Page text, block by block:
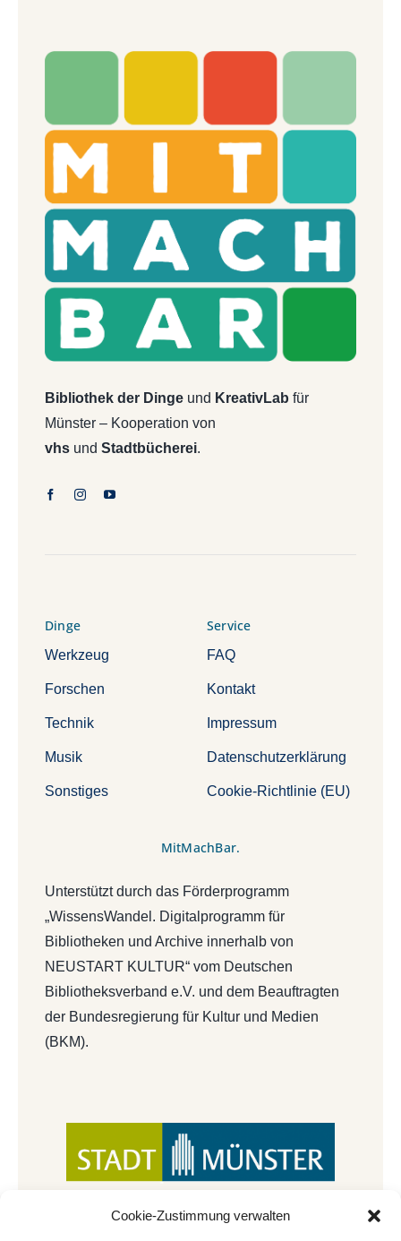
Cookie-Zustimmung verwalten
Bibliothek der Dingeund KreativLab für
Münster – Kooperation von
vhsund Stadtbücherei.
Dinge
Werkzeug
Forschen
Technik
Musik
Sonstiges
Service
FAQ
Kontakt
Impressum
Datenschutzerklärung
Cookie-Richtlinie (EU)
MitMachBar.
Unterstützt durch das Förderprogramm
„WissensWandel. Digitalprogramm für
Bibliotheken und Archive innerhalb von
NEUSTART KULTUR“ vom Deutschen
Bibliotheksverband e.V. und dem Beauftragten
der Bundesregierung für Kultur und Medien
(BKM).